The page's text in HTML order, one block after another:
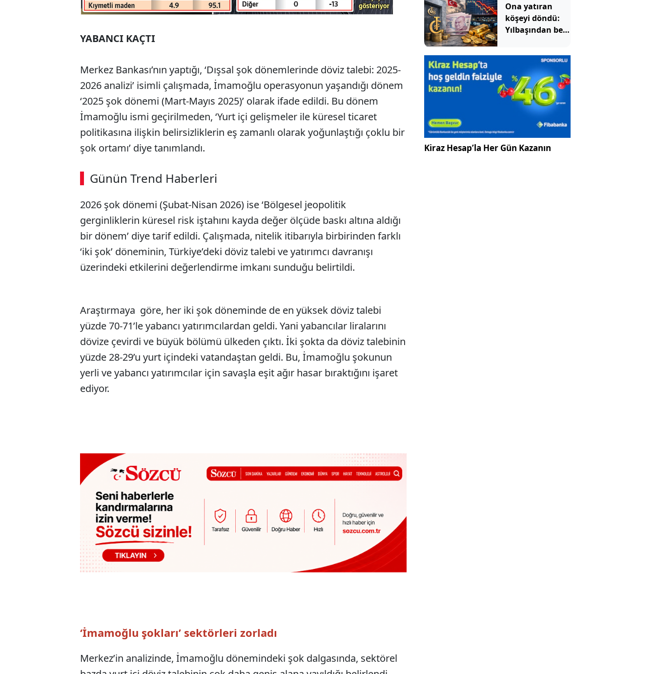
YABANCI KAÇTI
Merkez Bankası’nın yaptığı, ‘Dışsal şok dönemlerinde döviz talebi: 2025-
2026 analizi’ isimli çalışmada, İmamoğlu operasyonun yaşandığı dönem
‘2025 şok dönemi (Mart-Mayıs 2025)’ olarak ifade edildi. Bu dönem
İmamoğlu ismi geçirilmeden, ‘Yurt içi gelişmeler ile küresel ticaret
politikasına ilişkin belirsizliklerin eş zamanlı olarak yoğunlaştığı çoklu bir
şok ortamı’ diye tanımlandı.
Günün Trend Haberleri
2026 şok dönemi (Şubat-Nisan 2026) ise ‘Bölgesel jeopolitik
gerginliklerin küresel risk iştahını kayda değer ölçüde baskı altına aldığı
bir dönem’ diye tarif edildi. Çalışmada, nitelik itibarıyla birbirinden farklı
‘iki şok’ döneminin, Türkiye’deki döviz talebi ve yatırımcı davranışı
üzerindeki etkilerini değerlendirme imkanı sunduğu belirtildi.
Araştırmaya göre, her iki şok döneminde de en yüksek döviz talebi
yüzde 70-71’le yabancı yatırımcılardan geldi. Yani yabancılar liralarını
dövize çevirdi ve büyük bölümü ülkeden çıktı. İki şokta da döviz talebinin
yüzde 28-29’u yurt içindeki vatandaştan geldi. Bu, İmamoğlu şokunun
yerli ve yabancı yatırımcılar için savaşla eşit ağır hasar bıraktığını işaret
ediyor.
‘İmamoğlu şokları’ sektörleri zorladı
Merkez’in analizinde, İmamoğlu dönemindeki şok dalgasında, sektörel
Ona yatıran
köşeyi döndü:
Yılbaşından beri
kazandıran oldu
Kiraz Hesap’la Her Gün Kazanın